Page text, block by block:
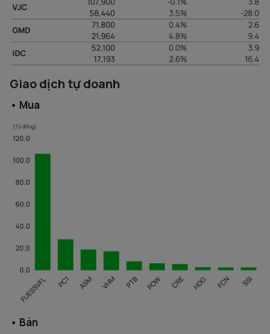
Giao dịch tự doanh
• Mua
• Bán